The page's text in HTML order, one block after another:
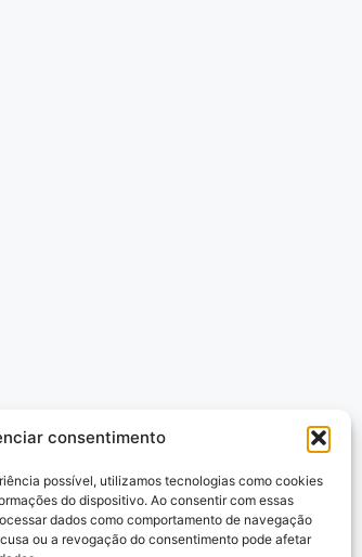
consentimento
possível, utilizamos tecnologias como cookies
do dispositivo. Ao consentir com essas
dados como comportamento de navegação
ou a revogação do consentimento pode afetar